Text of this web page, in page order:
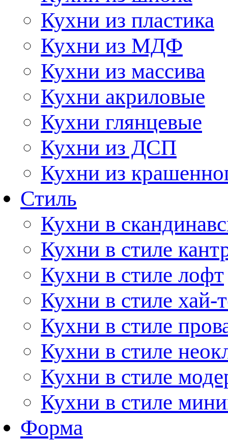
Кухни из пластика
Кухни из МДФ
Кухни из массива
Кухни акриловые
Кухни глянцевые
Кухни из ДСП
Кухни из
Стиль
Кухни в
Кухни в стиле
Кухни в стиле лофт
Кухни в стиле хай-
Кухни в стиле
Кухни в стиле
Кухни в стиле
Кухни в стиле
Форма